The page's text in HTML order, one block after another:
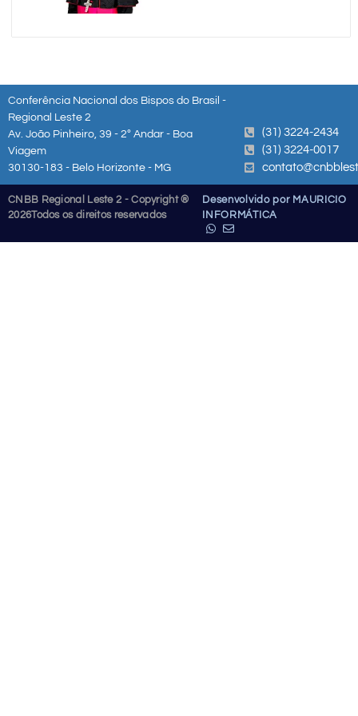
Conferência Nacional dos Bispos do Brasil -
Regional Leste 2
Av. João Pinheiro, 39 - 2º Andar - Boa
Viagem
30130-183 - Belo Horizonte - MG
(31) 3224-2434
(31) 3224-0017
CNBB Regional Leste 2 - Copyright ®
2026Todos os direitos reservados
Desenvolvido por MAURICIO
INFORMÁTICA